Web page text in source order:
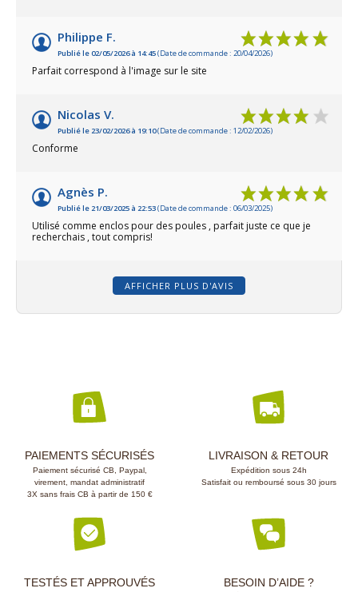
Philippe F.
Publié le 02/05/2026 à 14:45(Date de commande : 20/04/2026)
Parfait correspond à l'image sur le site
Nicolas V.
Publié le 23/02/2026 à 19:10(Date de commande : 12/02/2026)
Conforme
Agnès P.
Publié le 21/03/2025 à 22:53(Date de commande : 06/03/2025)
Utilisé comme enclos pour des poules , parfait juste ce que je
recherchais , tout compris!
AFFICHER PLUS D'AVIS
PAIEMENTS SÉCURISÉS
Paiement sécurisé CB, Paypal,
virement, mandat administratif
3X sans frais CB à partir de 150 €
LIVRAISON & RETOUR
Expédition sous 24h
Satisfait ou remboursé sous 30 jours
TESTÉS ET APPROUVÉS BESOIN D’AIDE ?